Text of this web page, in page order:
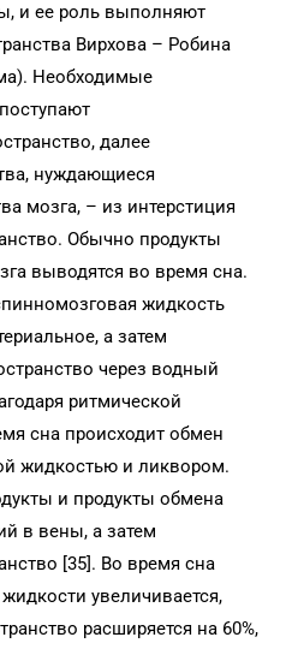
и ее роль выполняют
Вирхова – Робина
Необходимые
далее
нуждающиеся
мозга, – из интерстиция
Обычно продукты
выводятся во время сна.
жидкость
а затем
через водный
ритмической
сна происходит обмен
жидкостью и ликвором.
и продукты обмена
в вены, а затем
[35]. Во время сна
увеличивается,
расширяется на 60%,